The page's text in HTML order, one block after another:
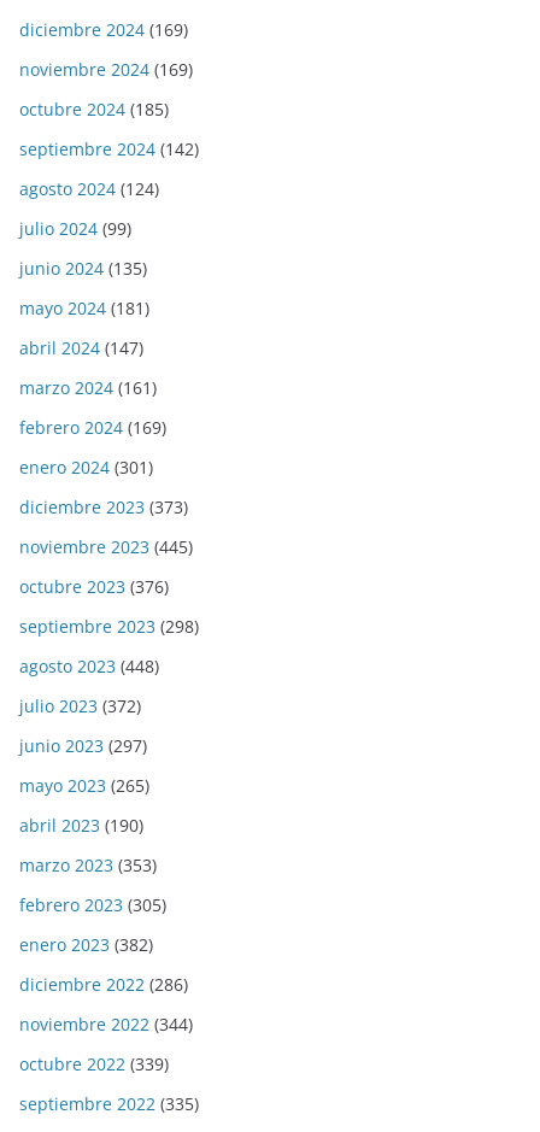
diciembre 2024 (169)
noviembre 2024 (169)
octubre 2024 (185)
septiembre 2024 (142)
agosto 2024 (124)
julio 2024 (99)
junio 2024 (135)
mayo 2024 (181)
abril 2024 (147)
marzo 2024 (161)
febrero 2024 (169)
enero 2024 (301)
diciembre 2023 (373)
noviembre 2023 (445)
octubre 2023 (376)
septiembre 2023 (298)
agosto 2023 (448)
julio 2023 (372)
junio 2023 (297)
mayo 2023 (265)
abril 2023 (190)
marzo 2023 (353)
febrero 2023 (305)
enero 2023 (382)
diciembre 2022 (286)
noviembre 2022 (344)
octubre 2022 (339)
septiembre 2022 (335)